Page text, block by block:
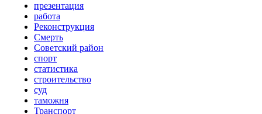
презентация
работа
Реконструкция
Смерть
Советский район
спорт
статистика
строительство
суд
таможня
Транспорт